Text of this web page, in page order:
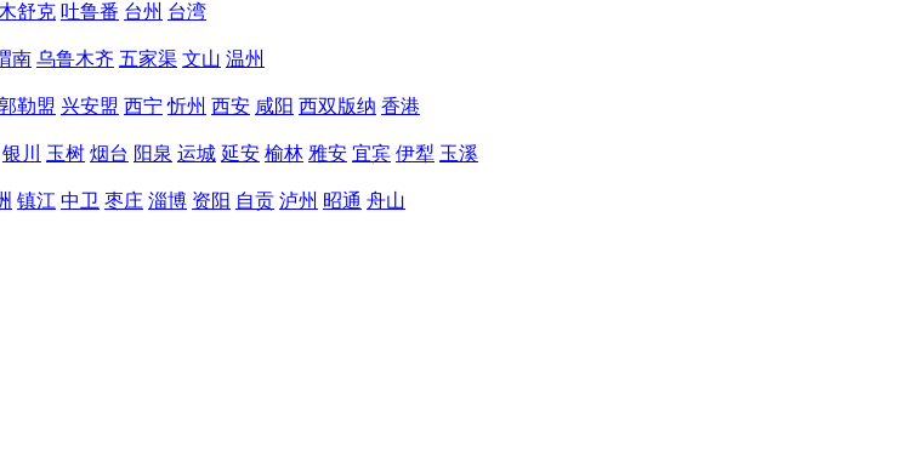
舒克 吐鲁番 台州 台湾
南 乌鲁木齐 五家渠 文山 温州
勒盟 兴安盟 西宁 忻州 西安 咸阳 西双版纳 香港
银川 玉树 烟台 阳泉 运城 延安 榆林 雅安 宜宾 伊犁 玉溪
镇江 中卫 枣庄 淄博 资阳 自贡 泸州 昭通 舟山